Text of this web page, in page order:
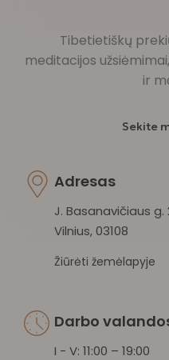
Tibetietiškų
meditacijos
ir
Sekite
Adresas
J. Basanavičiaus g.
Vilnius, 03108
Žiūrėti žemėlapyje
Darbo
I - V: 11:00 – 19:00